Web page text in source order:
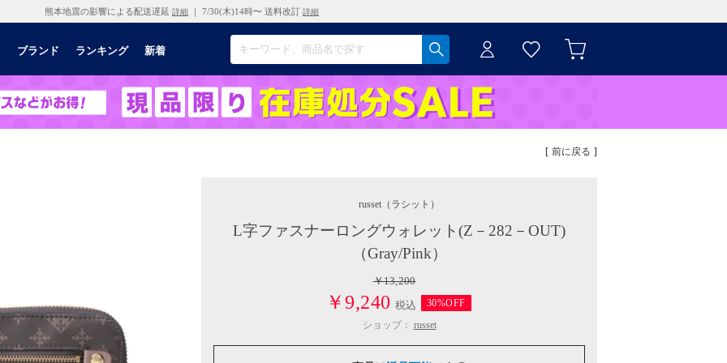
熊本地震の影響による配送遅延 詳細 ｜ 7/30(木)14時〜 送料改訂 詳細
ブランド ランキング 新着
[ 前に戻る ]
russet （ラシット）
L字ファスナーロングウォレット(Z－282－OUT)
（Gray/Pink）
￥13,200
￥9,240 税込
30%OFF
ショップ： russet